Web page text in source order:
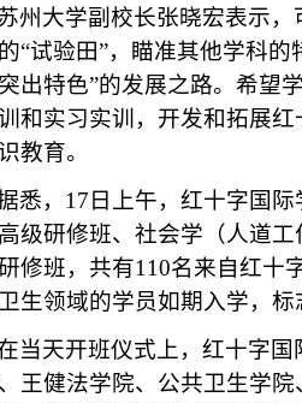
州大学副校长张晓宏表示
“试验田”，瞄准其他学科
出特色”的发展之路。希望
和实习实训，开发和拓展
教育。
悉， 17日上午，红十字国
级研修班、社会学（人道
修班，共有110名来自红十
生领域的学员如期入学，
当天开班仪式上，红十字
王健法学院、公共卫生学院